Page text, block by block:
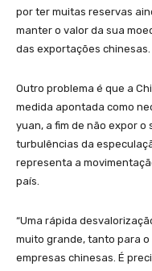
por ter muitas reservas
manter o valor da sua
das exportações chinesas.
Outro problema é que a
medida apontada como
yuan, a fim de não expor
turbulências da
representa a
país.
“Uma rápida
muito grande, tanto para
empresas chinesas. É